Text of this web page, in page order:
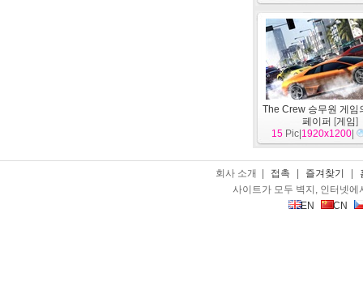
The Crew 승무원 게임
페이퍼 [게임]
15 Pic| 1920x1200
회사 소개 | 접촉 즐겨찾기
사이트가 모두 벽지, 인터넷
EN
CN